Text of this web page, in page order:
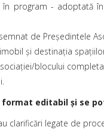
în program - adoptată
de Președintele
și destinația
blocului
editabil și se
clarificări legate de